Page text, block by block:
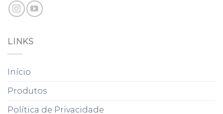
LINKS
Início
Produtos
Política de Privacidade